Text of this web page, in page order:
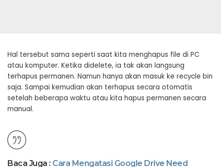
Hal tersebut sama seperti saat kita menghapus file di PC
atau komputer. Ketika didelete, ia tak akan langsung
terhapus permanen. Namun hanya akan masuk ke recycle bin
saja. Sampai kemudian akan terhapus secara otomatis
setelah beberapa waktu atau kita hapus permanen secara
manual.
Baca Juga : Cara Mengatasi Google Drive Need